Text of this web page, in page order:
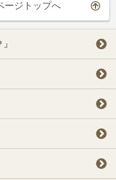
ージトップへ